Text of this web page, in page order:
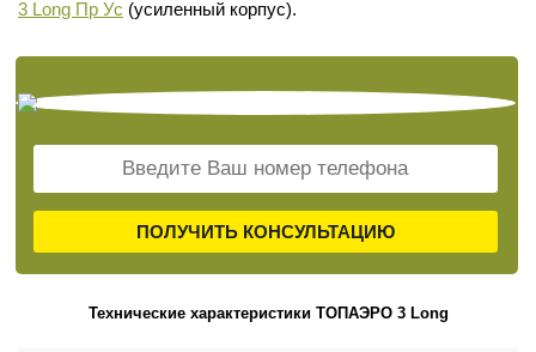
3 Long Пр Ус (усиленный корпус).
ПОЛУЧИТЬ КОНСУЛЬТАЦИЮ
Технические характеристики ТОПАЭРО 3 Long